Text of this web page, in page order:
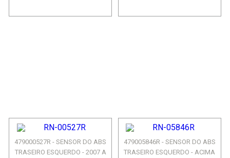
479000527R - SENSOR DO ABS
TRASEIRO ESQUERDO - 2007 A
479005846R - SENSOR DO ABS
TRASEIRO ESQUERDO - ACIMA